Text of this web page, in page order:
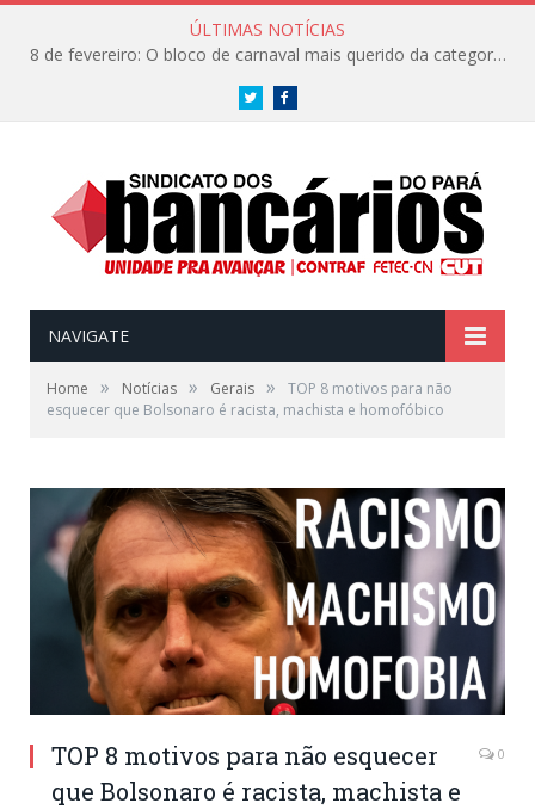
ÚLTIMAS NOTÍCIAS
8 de fevereiro: O bloco de carnaval mais querido da categoria já tem data. Vem pro CarnaBancários 2025!
Twitter
NAVIGATE
Home » Notícias » Gerais »
TOP 8 motivos para não
esquecer que Bolsonaro é racista, machista e homofóbico
TOP 8 motivos para não esquecer
que Bolsonaro é racista, machista e
0